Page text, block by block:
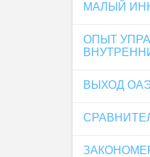
МАЛЫЙ
ОПЫТ
ВЫХОД